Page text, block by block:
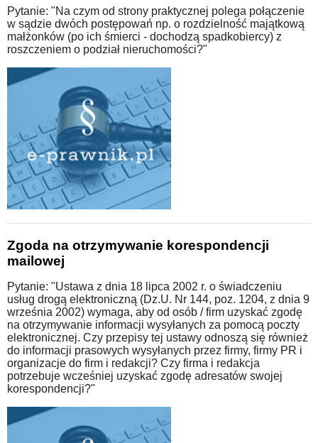
Pytanie: "Na czym od strony praktycznej polega połączenie
w sądzie dwóch postępowań np. o rozdzielność majątkową
małżonków (po ich śmierci - dochodzą spadkobiercy) z
roszczeniem o podział nieruchomości?"
Zgoda na otrzymywanie korespondencji
mailowej
Pytanie: "Ustawa z dnia 18 lipca 2002 r. o świadczeniu
usług drogą elektroniczną (Dz.U. Nr 144, poz. 1204, z dnia 9
września 2002) wymaga, aby od osób / firm uzyskać zgodę
na otrzymywanie informacji wysyłanych za pomocą poczty
elektronicznej. Czy przepisy tej ustawy odnoszą się również
do informacji prasowych wysyłanych przez firmy, firmy PR i
organizacje do firm i redakcji? Czy firma i redakcja
potrzebuje wcześniej uzyskać zgodę adresatów swojej
korespondencji?"